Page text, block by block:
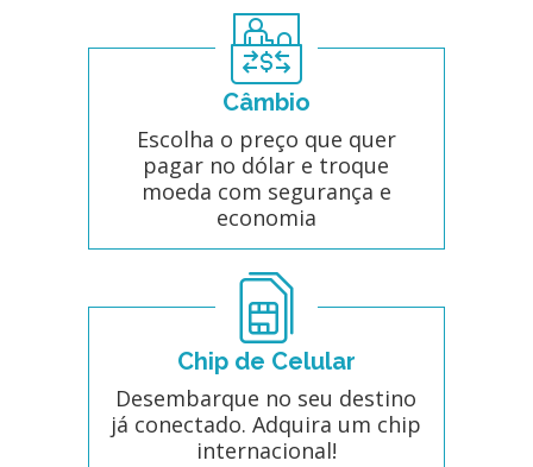
Câmbio
Escolha o preço que quer
pagar no dólar e troque
moeda com segurança e
economia
Chip de Celular
Desembarque no seu destino
já conectado. Adquira um chip
internacional!